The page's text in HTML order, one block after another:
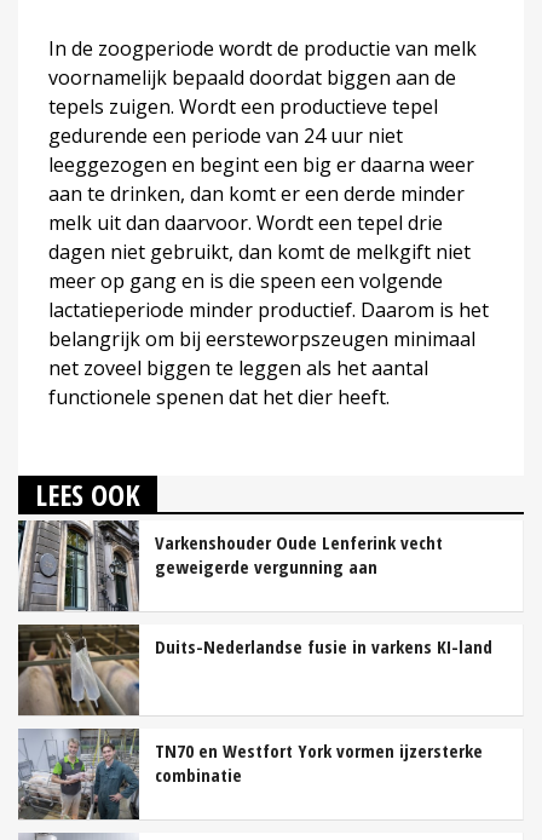
In de zoogperiode wordt de productie van melk
voornamelijk bepaald doordat biggen aan de
tepels zuigen. Wordt een productieve tepel
gedurende een periode van 24 uur niet
leeggezogen en begint een big er daarna weer
aan te drinken, dan komt er een derde minder
melk uit dan daarvoor. Wordt een tepel drie
dagen niet gebruikt, dan komt de melkgift niet
meer op gang en is die speen een volgende
lactatieperiode minder productief. Daarom is het
belangrijk om bij eersteworpszeugen minimaal
net zoveel biggen te leggen als het aantal
functionele spenen dat het dier heeft.
LEES OOK
Varkenshouder Oude Lenferink vecht
geweigerde vergunning aan
Duits-Nederlandse fusie in varkens KI-land
TN70 en Westfort York vormen ijzersterke
combinatie